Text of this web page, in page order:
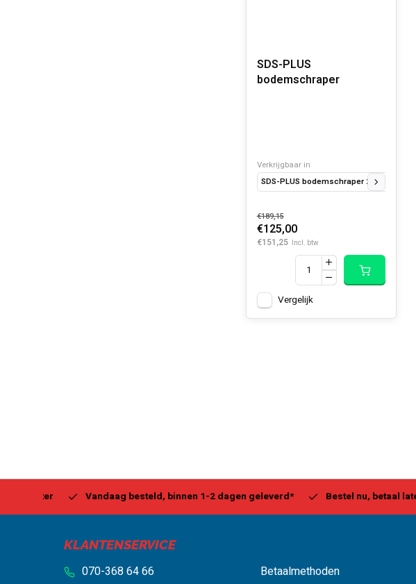
SDS-PLUS
bodemschraper
Verkrijgbaar in
SDS-PLUS bodemschraper 250 x 100 mm
€189,15
€125,00
€151,25 Incl. btw
Vergelijk
Vandaag besteld, binnen 1-2 dagen geleverd* Bestel nu, betaal later
KLANTENSERVICE
070-368 64 66
Betaalmethoden